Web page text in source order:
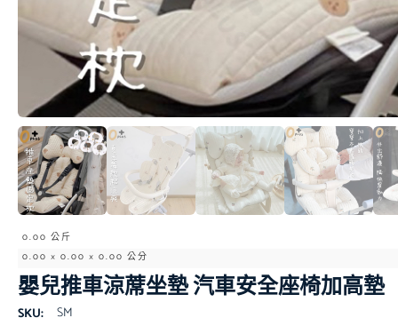
0.00 公斤
0.00 × 0.00 × 0.00 公分
嬰兒推車涼蓆坐墊 汽車安全座椅加高墊
SKU: SM